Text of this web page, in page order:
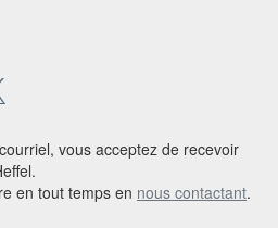
vous acceptez de recevoir
en tout temps en nous contactant.